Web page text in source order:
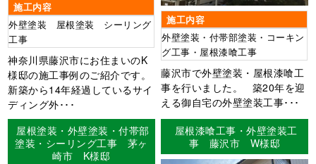
施工内容
外壁塗装 屋根塗装 シーリング
工事
神奈川県藤沢市にお住まいのK
様邸の施工事例のご紹介です。
新築から14年経過しているサイ
ディング外･･･
施工内容
外壁塗装・付帯部塗装・コーキン
グ工事・屋根漆喰工事
藤沢市で外壁塗装・屋根漆喰工
事を行いました。 築20年を迎
える御自宅の外壁塗装工事･･･
屋根塗装・外壁塗装・付帯部
塗装・シーリング工事 茅ヶ
崎市 K様邸
屋根漆喰工事・外壁塗装工
事 藤沢市 W様邸